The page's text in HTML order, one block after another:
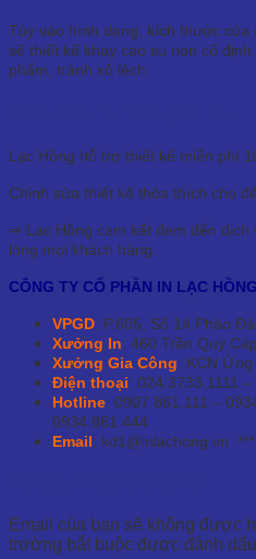
Tùy vào hình dạng, kích thước của
sẽ thiết kế khay cao su non cố
phẩm, tránh xô lệch.
Lạc Hồng hỗ trợ thiết kế miễn phí
Chỉnh sửa thiết kế thỏa thích cho
⇒ Lạc Hồng cam kết đem đến dịch
lòng mọi khách hàng.
CÔNG TY CỔ PHẦN IN LẠC HỒNG
VPGD: P.605, Số 14 Pháo
Xưởng In: 460 Trần Quý
Xưởng Gia Công: KCN Ứng
Điện thoại: 024.3733.1111
Hotline: 0907.861.111 –
0934.861.444
Email: kd1@inlachong.vn
Email của bạn sẽ không được
trường bắt buộc được đánh dấu